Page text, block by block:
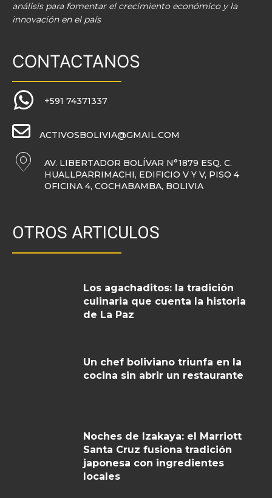
análisis para fomentar el crecimiento económico y la
innovación en el país
CONTACTANOS
+591 74371337
ACTIVOSBOLIVIA@GMAIL.COM
AV. LIBERTADOR BOLÍVAR N°1879 ESQ. C.
HUALLPARRIMACHI, EDIFICIO V Y V, PISO 4
OFICINA 4, COCHABAMBA, BOLIVIA
OTROS ARTICULOS
Los agachaditos: la tradición
culinaria que cuenta la historia
de La Paz
Un chef boliviano triunfa en la
cocina sin abrir un restaurante
Noches de Izakaya: el Marriott
Santa Cruz fusiona tradición
japonesa con ingredientes
locales